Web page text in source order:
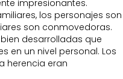
impresionantes.
los personajes son
son conmovedoras.
desarrolladas que
en un nivel personal. Los
herencia eran